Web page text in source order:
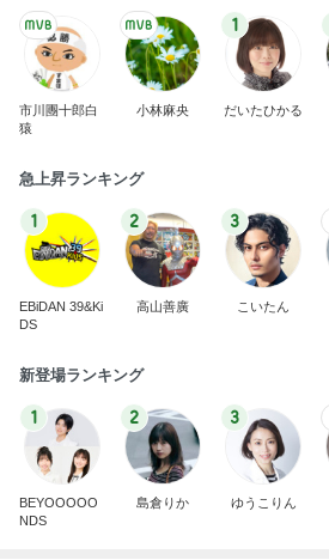
市川團十郎白
猿
小林麻央
1
だいたひかる
急上昇ランキング
1
EBiDAN 39&Ki
DS
2
高山善廣
3
こいたん
新登場ランキング
1
BEYOOOOO
NDS
2
島倉りか
3
ゆうこりん